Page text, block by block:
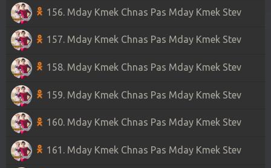
156. Mday Kmek Chnas Pas Mday Kmek Stev
157. Mday Kmek Chnas Pas Mday Kmek Stev
158. Mday Kmek Chnas Pas Mday Kmek Stev
159. Mday Kmek Chnas Pas Mday Kmek Stev
160. Mday Kmek Chnas Pas Mday Kmek Stev
161. Mday Kmek Chnas Pas Mday Kmek Stev